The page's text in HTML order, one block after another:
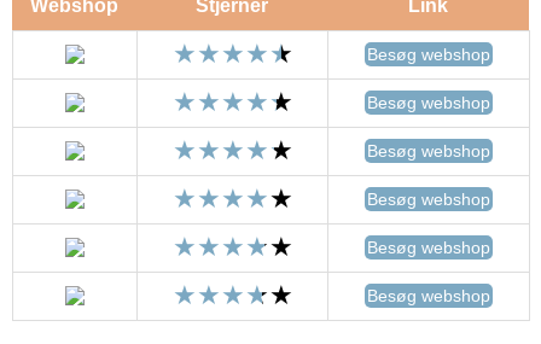
Webshop Stjerner Link
Besøg webshop
Besøg webshop
Besøg webshop
Besøg webshop
Besøg webshop
Besøg webshop